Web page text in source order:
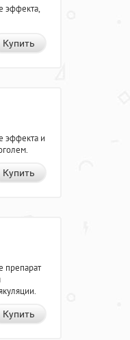
эффекта,
Купить
эффекта и
Купить
препарат
Купить